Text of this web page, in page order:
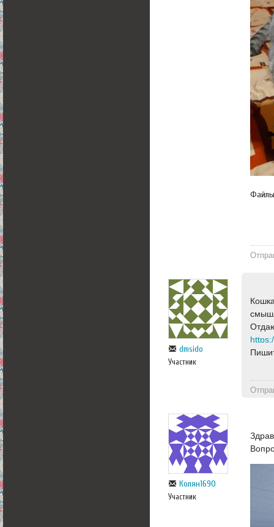
dmsido
Участник
Колян1690
Участник